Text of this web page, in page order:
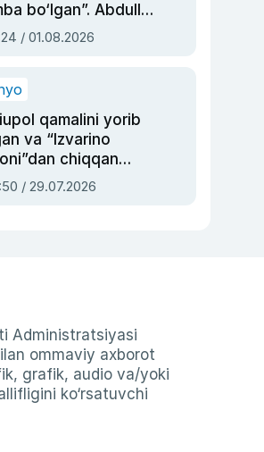
bo‘lgan”. Abdulla
siyosiy
asrab
/ 01.08.2026
qamalini yorib
va “Izvarino
chiqqan
— Ukraina
bosh
/ 29.07.2026
Administratsiyasi
ommaviy axborot
grafik, audio va/yoki
ko‘rsatuvchi